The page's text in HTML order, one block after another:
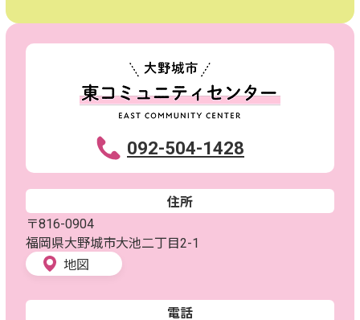
092-504-1428
住所
〒816-0904
福岡県大野城市大池二丁目2-1
地図
電話